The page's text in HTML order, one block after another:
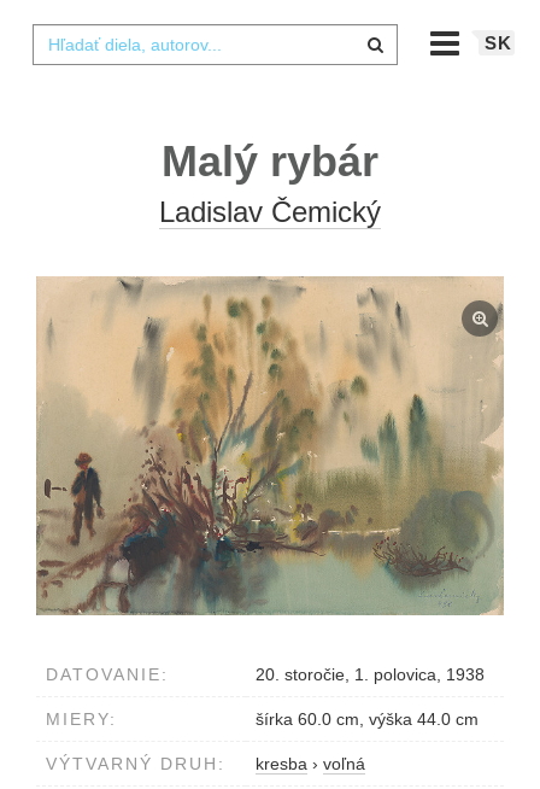
SK
Malý rybár
Ladislav Čemický
DATOVANIE: 20. storočie, 1. polovica, 1938
MIERY: šírka 60.0 cm, výška 44.0 cm
VÝTVARNÝ DRUH: kresba › voľná